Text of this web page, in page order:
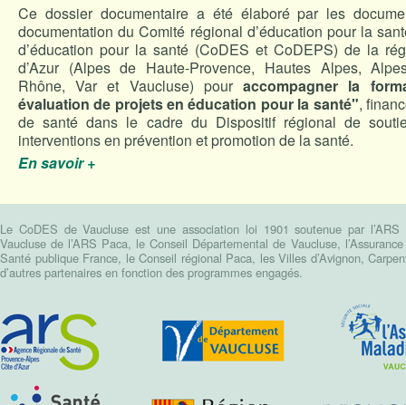
Ce dossier documentaire a été élaboré par les
documentation du Comité régional d’éducation pour la
d’éducation pour la santé (CoDES et CoDEPS) de la
d’Azur (Alpes de Haute-Provence, Hautes Alpes,
Rhône, Var et Vaucluse) pouraccompagner la
évaluation de projets en éducation pour la santé",
de santé dans le cadre du Dispositif régional de
interventions en prévention et promotion de la santé.
En savoir +
Le CoDES de Vaucluse est une association loi 1901 soutenue par
Vaucluse de l’ARS Paca, le Conseil Départemental de Vaucluse,
Santé publique France, le Conseil régional Paca, les Villes d’Avignon,
d’autres partenaires en fonction des programmes engagés.